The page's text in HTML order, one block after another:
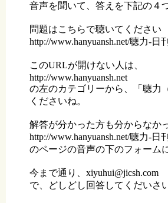
音声を聞いて、答えを下記の４
問題はこちらで聴いてください
http://www.hanyuansh.net/聴力-日
このURLが開けない人は、
http://www.hanyuansh.net
の左のカテゴリーから、「聴力
くださいね。
解答が分かった方も分からなか
http://www.hanyuansh.net/聴力-日
のページの音声の下のフォーム
今まで通り、xiyuhui@jicsh.com
で、どしどし回答してくだいさ